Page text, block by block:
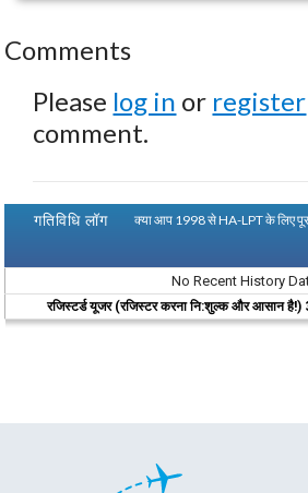
Comments
Please log in or register
comment.
गतिविधि लॉग क्या आप 1998 से HA-LPT के लिए
No Recent History
रजिस्टर्ड यूजर (रजिस्टर करना नि:शुल्क और आसान